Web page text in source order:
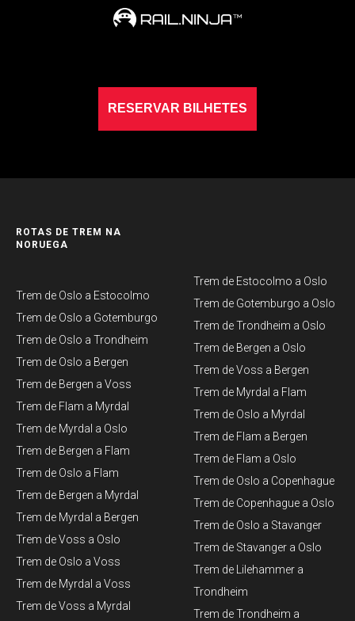
RESERVAR BILHETES
ROTAS DE TREM NA
NORUEGA
Trem de Oslo a Estocolmo
Trem de Oslo a Gotemburgo
Trem de Oslo a Trondheim
Trem de Oslo a Bergen
Trem de Bergen a Voss
Trem de Flam a Myrdal
Trem de Myrdal a Oslo
Trem de Bergen a Flam
Trem de Oslo a Flam
Trem de Bergen a Myrdal
Trem de Myrdal a Bergen
Trem de Voss a Oslo
Trem de Oslo a Voss
Trem de Myrdal a Voss ​
Trem de Voss a Myrdal
Trem de Estocolmo a Oslo
Trem de Gotemburgo a Oslo
Trem de Trondheim a Oslo
Trem de Bergen a Oslo
Trem de Voss a Bergen
Trem de Myrdal a Flam
Trem de Oslo a Myrdal
Trem de Flam a Bergen
Trem de Flam a Oslo
Trem de Oslo a Copenhague
Trem de Copenhague a Oslo
Trem de Oslo a Stavanger
Trem de Stavanger a Oslo
Trem de Lilehammer a
Trondheim
Trem de Trondheim a